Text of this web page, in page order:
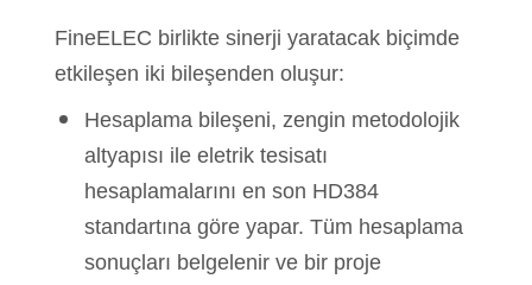
FineELEC birlikte sinerji yaratacak biçimde
etkileşen iki bileşenden oluşur:
Hesaplama bileşeni, zengin metodolojik
altyapısı ile eletrik tesisatı
hesaplamalarını en son HD384
standartına göre yapar. Tüm hesaplama
sonuçları belgelenir ve bir proje